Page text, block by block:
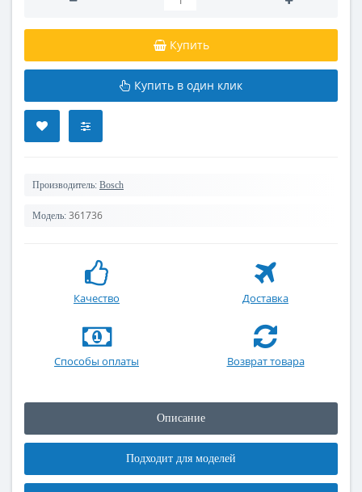
Купить
Купить в один клик
Производитель: Bosch
Модель: 361736
Качество Доставка
Способы оплаты Возврат товара
Описание
Подходит для моделей